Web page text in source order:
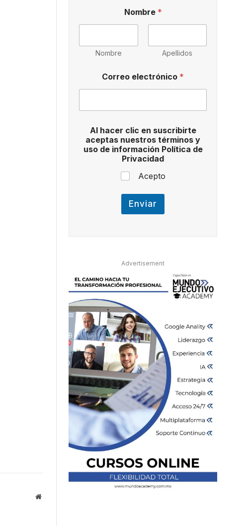
Website
Nombre *
Nombre Apellidos
Correo electrónico *
o
l
í
t
c
e
n
*
Al hacer clic en suscribirte
aceptas nuestros términos y
uso de información Política de
Privacidad
Acepto
Enviar
Advertisement